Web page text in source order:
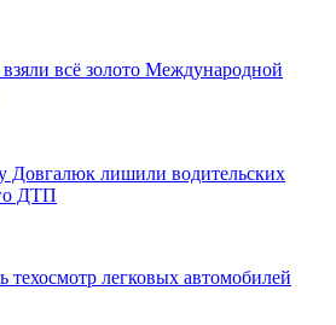
всё золото Международной
Довгалюк лишили водительских
ДТП
техосмотр легковых автомобилей